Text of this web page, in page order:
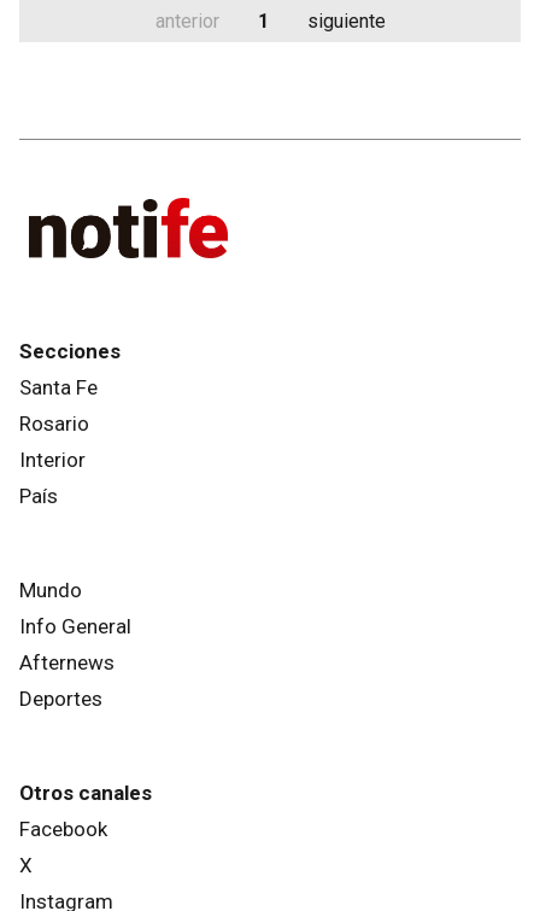
anterior 1 siguiente
Secciones
Santa Fe
Rosario
Interior
País
Mundo
Info General
Afternews
Deportes
Otros canales
Facebook
X
Instagram